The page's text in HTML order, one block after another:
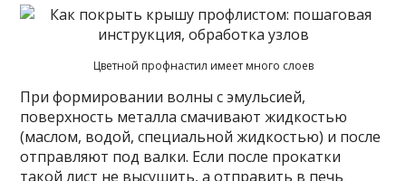
Цветной профнастил имеет много слоев
При формировании волны с эмульсией,
поверхность металла смачивают жидкостью
(маслом, водой, специальной жидкостью) и после
отправляют под валки. Если после прокатки
такой лист не высушить, а отправить в печь